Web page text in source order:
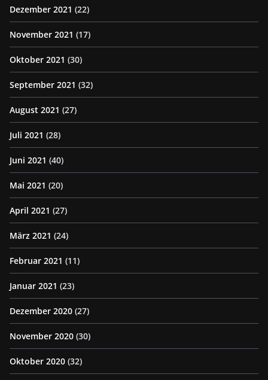
Dezember 2021 (22)
November 2021 (17)
Oktober 2021 (30)
September 2021 (32)
August 2021 (27)
Juli 2021 (28)
Juni 2021 (40)
Mai 2021 (20)
April 2021 (27)
März 2021 (24)
Februar 2021 (11)
Januar 2021 (23)
Dezember 2020 (27)
November 2020 (30)
Oktober 2020 (32)